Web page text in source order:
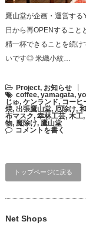
鷹山堂が企画・運営す
日から再OPENすること
精一杯できることを続け
いです◎ 米織小紋…
Project, お知らせ
coffee, yamagata,
じゅ, ケンランド, コーヒ
焼, 出張鷹山堂, 厄除け,
布マスク, 幸林工芸, 木工,
物, 魔除け, 鷹山堂
コメントを書く
トップページに戻る
Net Shops